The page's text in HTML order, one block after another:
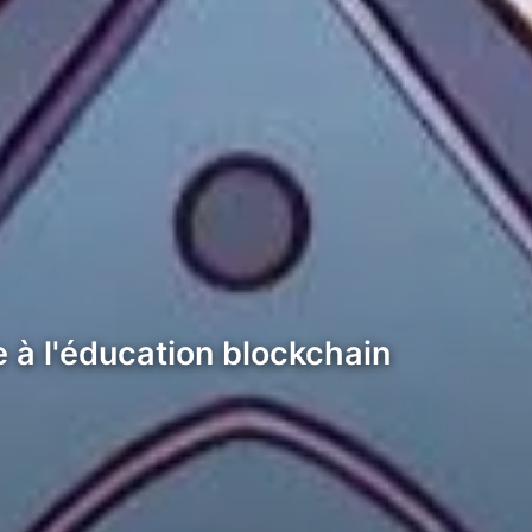
l'éducation blockchain